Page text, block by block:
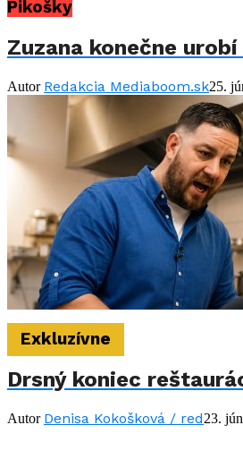
Pikošky
Zuzana konečne
Autor Redakcia Mediaboom.sk25.
Exkluzívne
Drsný koniec
Autor Denisa Kokošková / red23.